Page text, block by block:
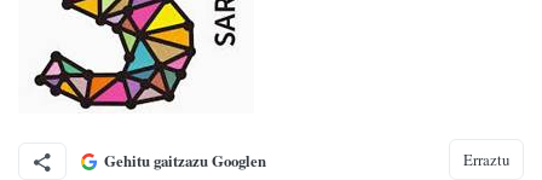
Gehitu gaitzazu Googlen Erraztu